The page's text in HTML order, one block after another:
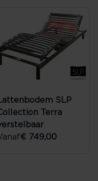
SLP
Terra
€ 749,00